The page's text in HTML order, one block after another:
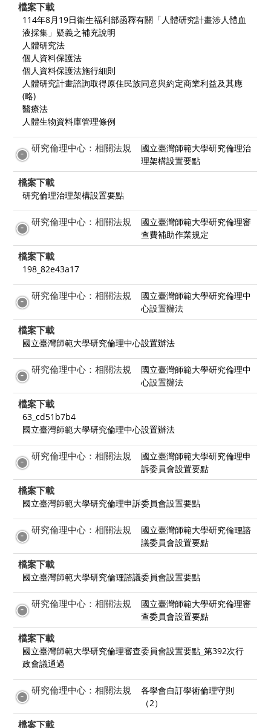
檔案下載
114年8月19日衛生福利部函釋有關「人體研究計畫涉人體血
液採集」疑義之補充說明
人體研究法
個人資料保護法
個人資料保護法施行細則
人體研究計畫諮詢取得原住民族同意與約定商業利益及其應
(略)
醫療法
人體生物資料庫管理條例
研究倫理中心：相關法規
國立臺灣師範大學研究倫理治
理架構設置要點
檔案下載
研究倫理治理架構設置要點
研究倫理中心：相關法規
國立臺灣師範大學研究倫理審
查費補助作業規定
檔案下載
198_82e43a17
研究倫理中心：相關法規
國立臺灣師範大學研究倫理中
心設置辦法
檔案下載
國立臺灣師範大學研究倫理中心設置辦法
研究倫理中心：相關法規
國立臺灣師範大學研究倫理中
心設置辦法
檔案下載
63_cd51b7b4
國立臺灣師範大學研究倫理中心設置辦法
研究倫理中心：相關法規
國立臺灣師範大學研究倫理申
訴委員會設置要點
檔案下載
國立臺灣師範大學研究倫理申訴委員會設置要點
研究倫理中心：相關法規
國立臺灣師範大學研究倫理諮
議委員會設置要點
檔案下載
國立臺灣師範大學研究倫理諮議委員會設置要點
研究倫理中心：相關法規
國立臺灣師範大學研究倫理審
查委員會設置要點
檔案下載
國立臺灣師範大學研究倫理審查委員會設置要點_第392次行
政會議通過
研究倫理中心：相關法規
各學會自訂學術倫理守則
（2）
檔案下載